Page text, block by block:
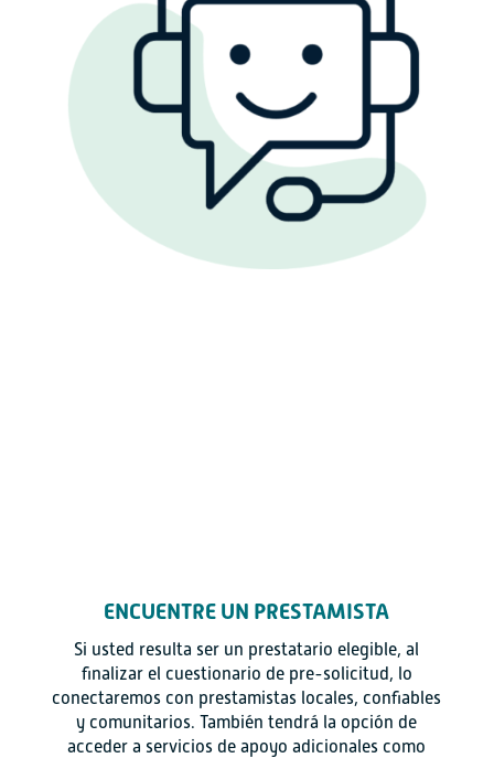
ENCUENTRE UN PRESTAMISTA
Si usted resulta ser un prestatario elegible, al
finalizar el cuestionario de pre-solicitud, lo
conectaremos con prestamistas locales, confiables
y comunitarios. También tendrá la opción de
acceder a servicios de apoyo adicionales como